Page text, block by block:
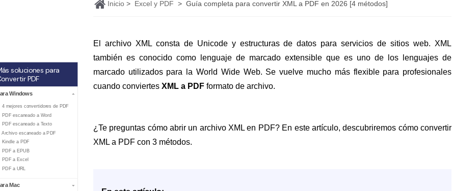
Inicio > Excel y PDF > Guía completa para convertir XML a PDF en 2026 [4 métodos]
El archivo XML consta de Unicode y estructuras de datos para servicios de sitios web. XML
también es conocido como lenguaje de marcado extensible que es uno de los lenguajes de
marcado utilizados para la World Wide Web. Se vuelve mucho más flexible para profesionales
cuando conviertes XML a PDFformato de archivo.
¿Te preguntas cómo abrir un archivo XML en PDF? En este artículo, descubriremos cómo convertir
XML a PDF con 3 métodos.
soluciones para
PDF
Windows
4 mejores convertidores de PDF
PDF escaneado a Word
PDF escaneado a Texto
Archivo escaneado a PDF
Kindle a PDF
PDF a EPUB
PDF a Excel
PDF a URL
Mac